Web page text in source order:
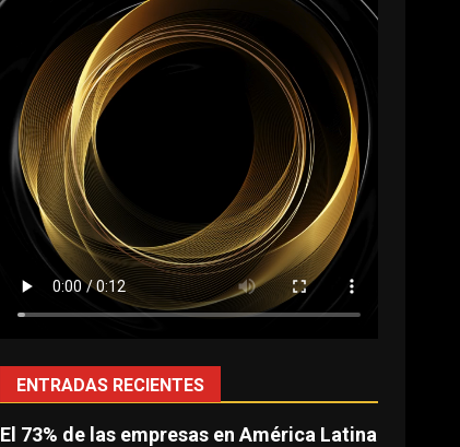
ENTRADAS RECIENTES
El 73% de las empresas en América Latina